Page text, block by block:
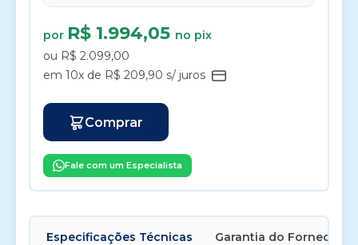
por R$ 1.994,05 no pix
ou R$ 2.099,00
em 10x de R$ 209,90 s/ juros
Comprar
Fale com um Especialista
Especificações Técnicas Garantia do Fornecedor